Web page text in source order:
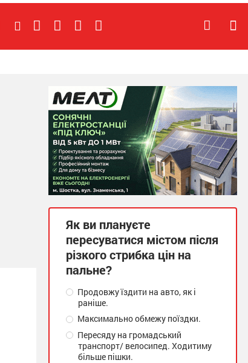
Як ви плануєте
пересуватися містом після
різкого стрибка цін на
пальне?
Продовжу їздити на авто, як і
раніше.
Максимально обмежу поїздки.
Пересяду на громадський
транспорт/ велосипед. Ходитиму
більше пішки.